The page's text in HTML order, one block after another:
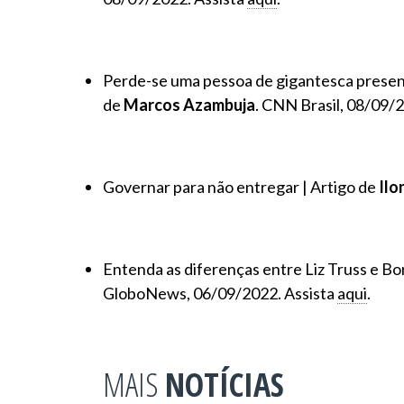
Perde-se uma pessoa de gigantesca
de Marcos Azambuja. CNN Brasil, 08/09/
Governar para não entregar | Artigo de
Entenda as diferenças entre Liz Truss e
GloboNews, 06/09/2022. Assista aqui.
MAIS NOTÍCIAS